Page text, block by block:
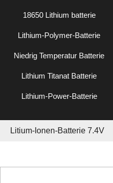
18650 Lithium batterie
Lithium-Polymer-Batterie
Niedrig Temperatur Batterie
Lithium Titanat Batterie
Lithium-Power-Batterie
Litium-Ionen-Batterie 7.4V